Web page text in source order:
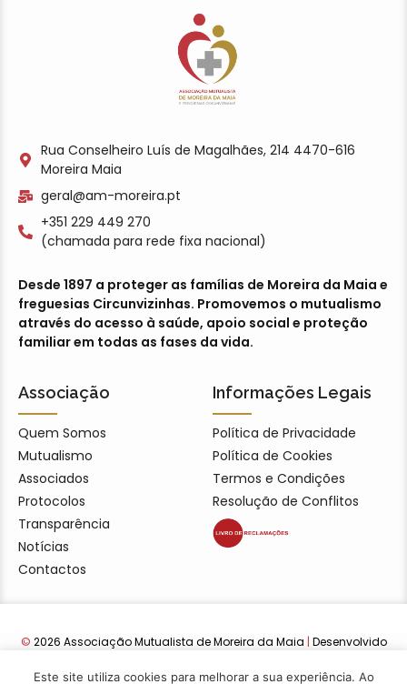
Rua Conselheiro Luís de Magalhães, 214 4470-616
Moreira Maia
geral@am-moreira.pt
+351 229 449 270
(chamada para rede fixa nacional)
Desde 1897 a proteger as famílias de Moreira da Maia e
freguesias Circunvizinhas. Promovemos o mutualismo
através do acesso à saúde, apoio social e proteção
familiar em todas as fases da vida.
Associação
Quem Somos
Mutualismo
Associados
Protocolos
Transparência
Notícias
Contactos
Informações Legais
Política de Privacidade
Política de Cookies
Termos e Condições
Resolução de Conflitos
© 2026 Associação Mutualista de Moreira da Maia | Desenvolvido
Este site utiliza cookies para melhorar a sua experiência. Ao